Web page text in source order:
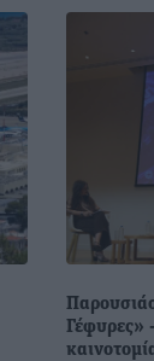
Γέφυρες»